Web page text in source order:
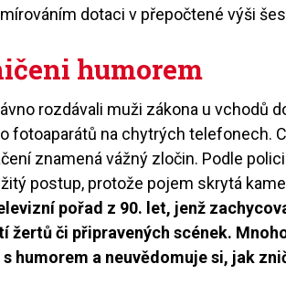
dotaci v přepočtené výši
humorem
rozdávali muži zákona u vchodů
fotoaparátů na chytrých telefonech.
znamená vážný zločin. Podle
postup, protože pojem skrytá
pořad z 90. let, jenž
žertů či připravených scének.
s humorem a neuvědomuje si, jak